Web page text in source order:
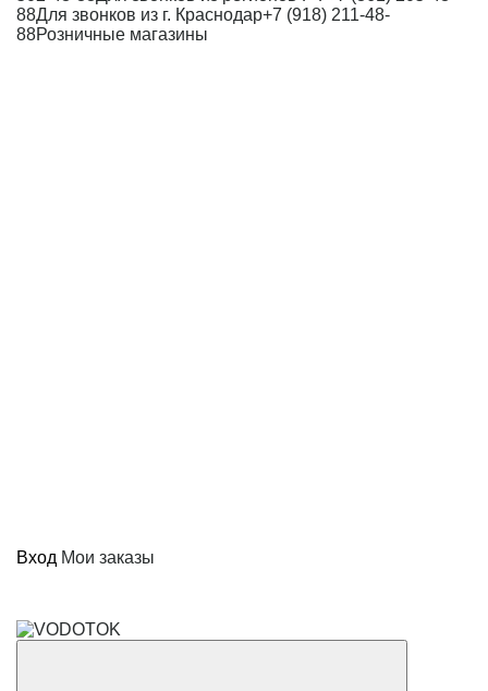
88Для звонков из г. Краснодар+7 (918) 211-48-
88Розничные магазины
Вход Мои заказы